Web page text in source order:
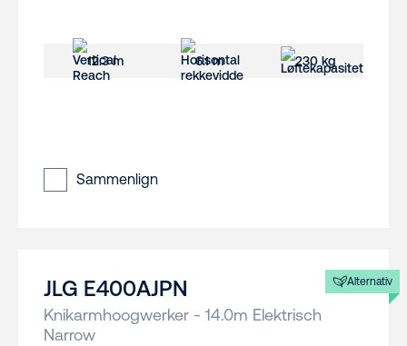
12.3 m 6.1 m 230 kg
Sammenlign
Alternativ
JLG E400AJPN
Knikarmhoogwerker - 14.0m Elektrisch
Narrow